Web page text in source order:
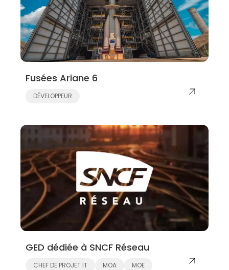
Fusées Ariane 6
DÉVELOPPEUR
GED dédiée à SNCF Réseau
CHEF DE PROJET IT MOA
MOE